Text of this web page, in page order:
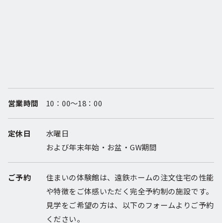
営業時間 10：00～18：00
定休日
水曜日
および年末年始・お盆・GW期間
ご予約
住まいの体験館は、遠鉄ホームの注文住宅の性能
や特徴をご体感いただく完全予約制の施設です。
見学をご希望の方は、以下のフォームよりご予約
ください。